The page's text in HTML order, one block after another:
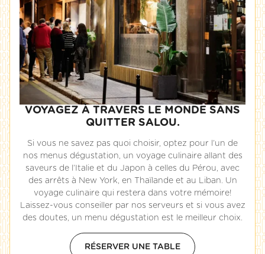
VOYAGEZ À TRAVERS LE MONDE SANS
QUITTER SALOU.
Si vous ne savez pas quoi choisir, optez pour l’un de
nos menus dégustation, un voyage culinaire allant des
saveurs de l’Italie et du Japon à celles du Pérou, avec
des arrêts à New York, en Thaïlande et au Liban. Un
voyage culinaire qui restera dans votre mémoire!
Laissez-vous conseiller par nos serveurs et si vous avez
des doutes, un menu dégustation est le meilleur choix.
RÉSERVER UNE TABLE